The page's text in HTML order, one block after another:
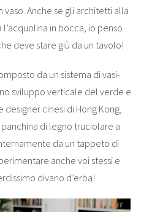
Anche se gli architetti alla
in bocca, io penso
deve stare giù da un tavolo!
da un sistema di vasi-
sviluppo verticale del verde e
cinesi di Hong Kong,
di legno truciolare a
da un tappeto di
anche voi stessi e
divano d’erba!